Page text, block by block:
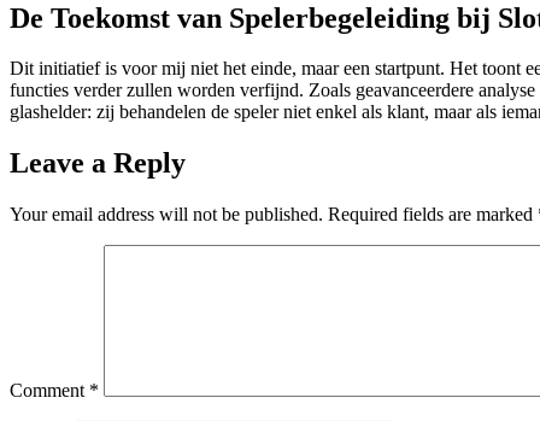
De Toekomst van Spelerbegeleiding bij
Dit initiatief is voor mij niet het einde, maar een startpunt. Het toont
functies verder zullen worden verfijnd. Zoals geavanceerdere
glashelder: zij behandelen de speler niet enkel als klant, maar als
Leave a Reply
Your email address will not be published. Required fields are marked
Comment *